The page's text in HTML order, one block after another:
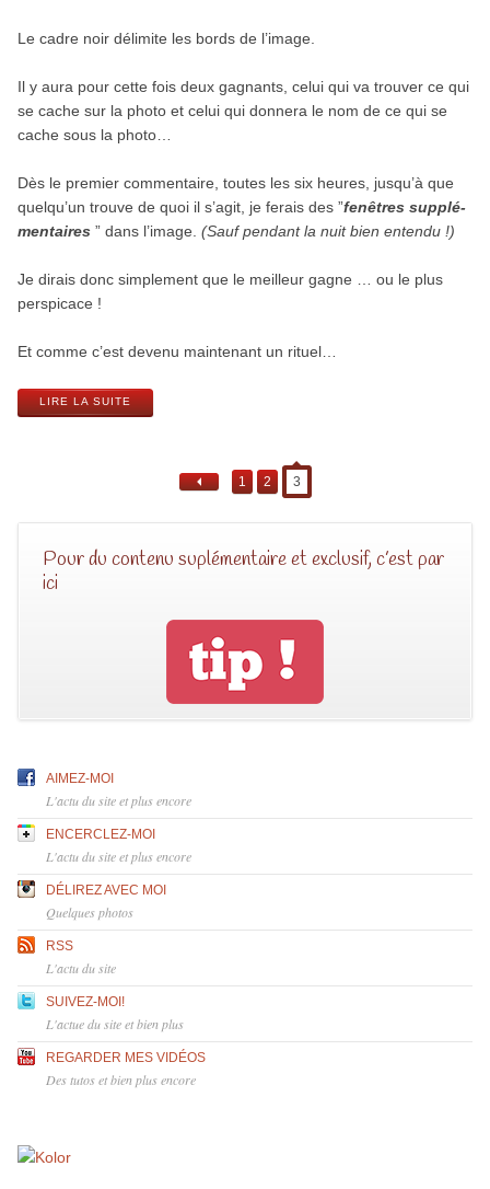
Le cadre noir déli­mite les bords de l’image.
Il y aura pour cette fois deux gagnants, celui qui va trouver ce qui
se cache sur la photo et celui qui donnera le nom de ce qui se
cache sous la photo…
Dès le pre­mier com­men­taire, toutes les six heures, jusqu’à que
quelqu’un trouve de quoi il s’agit, je ferais des ”fenêtres sup­plé­
men­taires ” dans l’image. (Sauf pen­dant la nuit bien entendu !)
Je dirais donc sim­ple­ment que le meilleur gagne … ou le plus
perspicace !
Et comme c’est devenu maintenant un rituel…
LIRE LA SUITE
1 2 3
Pour du contenu suplémentaire et exclusif, c’est par
ici
AIMEZ-MOI
L'actu du site et plus encore
ENCERCLEZ-MOI
L'actu du site et plus encore
DÉLIREZ AVEC MOI
Quelques photos
RSS
L'actu du site
SUIVEZ-MOI!
L'actue du site et bien plus
REGARDER MES VIDÉOS
Des tutos et bien plus encore